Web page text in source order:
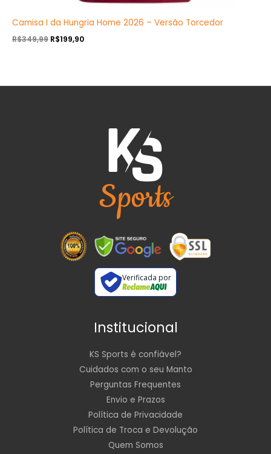
Camisa I da Hungria Home 2026 – Versão Torcedor
R$349,99 R$199,90
Verificada por
Institucional
KS Sports é confiável?
Cuidados com o seu Manto
Perguntas Frequentes
Envio e Prazos
Política de Privacidade
Política de Troca e Devolução
Quem Somos